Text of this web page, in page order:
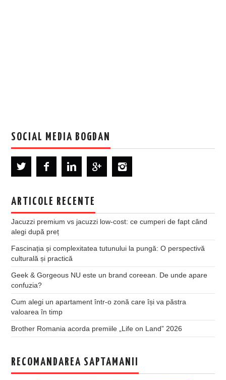
SOCIAL MEDIA BOGDAN
ARTICOLE RECENTE
Jacuzzi premium vs jacuzzi low-cost: ce cumperi de fapt când
alegi după preț
Fascinația și complexitatea tutunului la pungă: O perspectivă
culturală și practică
Geek & Gorgeous NU este un brand coreean. De unde apare
confuzia?
Cum alegi un apartament într-o zonă care își va păstra
valoarea în timp
Brother Romania acorda premiile „Life on Land” 2026
RECOMANDAREA SAPTAMANII